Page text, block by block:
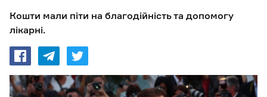
Кошти мали піти на благодійність та допомогу
лікарні.